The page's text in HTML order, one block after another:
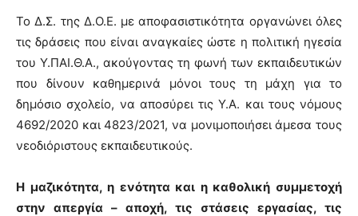
Το Δ.Σ. της Δ.Ο.Ε. με αποφασιστικότητα οργανώνει όλες
τις δράσεις που είναι αναγκαίες ώστε η πολιτική ηγεσία
του Υ.ΠΑΙ.Θ.Α., ακούγοντας τη φωνή των εκπαιδευτικών
που δίνουν καθημερινά μόνοι τους τη μάχη για το
δημόσιο σχολείο, να αποσύρει τις Υ.Α. και τους νόμους
4692/2020 και 4823/2021, να μονιμοποιήσει άμεσα τους
νεοδιόριστους εκπαιδευτικούς.
Η μαζικότητα, η ενότητα και η καθολική συμμετοχή
στην απεργία – αποχή, τις στάσεις εργασίας, τις